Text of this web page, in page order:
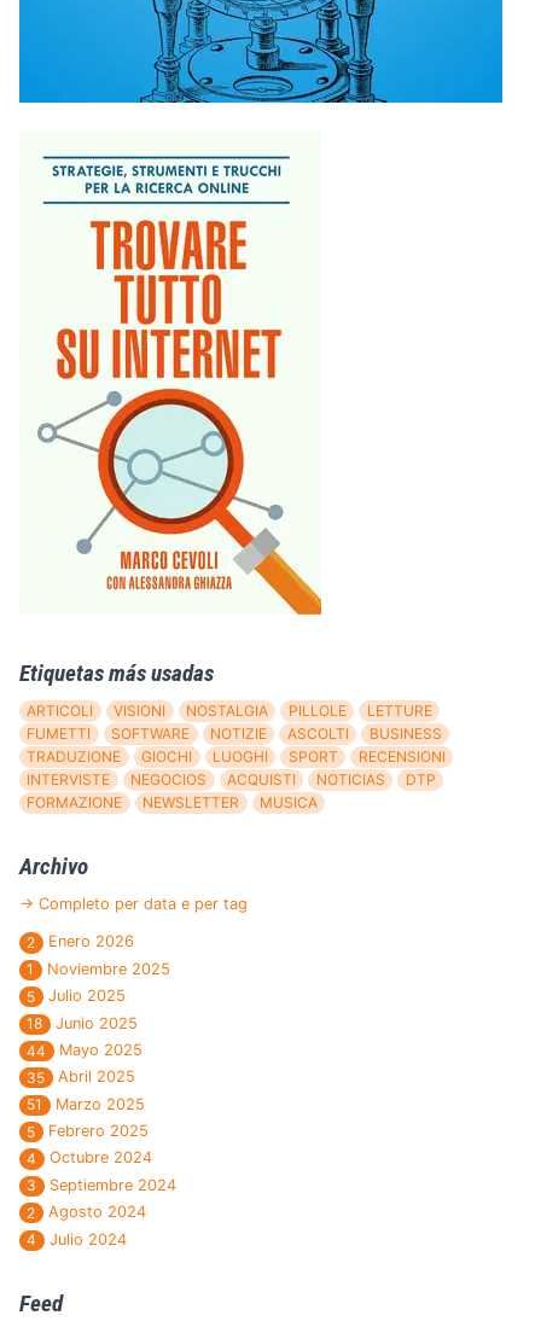
Etiquetas más usadas
ARTICOLI VISIONI NOSTALGIA PILLOLE
LETTURE
FUMETTI
SOFTWARE NOTIZIE ASCOLTI
BUSINESS
TRADUZIONE
GIOCHI LUOGHI SPORT
RECENSIONI
INTERVISTE
NEGOCIOS ACQUISTI NOTICIAS
DTP
FORMAZIONE
NEWSLETTER MUSICA
Archivo
→ Completo per data e per tag
2
Enero 2026
1
Noviembre 2025
5
Julio 2025
18
Junio 2025
44
Mayo 2025
35
Abril 2025
51
Marzo 2025
5
Febrero 2025
4
Octubre 2024
3
Septiembre 2024
2
Agosto 2024
4
Julio 2024
Feed